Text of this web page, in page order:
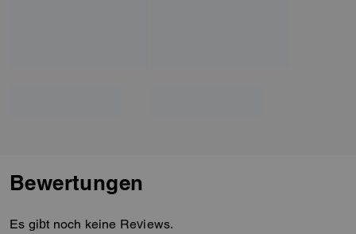
Bewertungen
Es gibt noch keine Reviews.